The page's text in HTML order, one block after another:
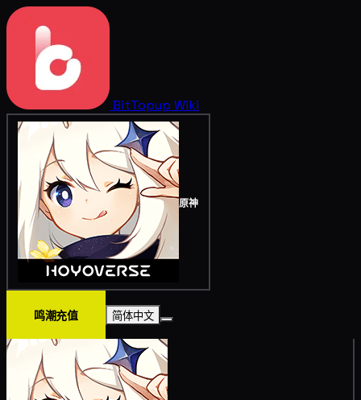
BitTopup Wiki
原神
鸣潮充值 简体中文